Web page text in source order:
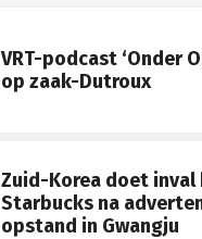
VRT-podcast ‘Onder
op zaak-Dutroux
Zuid-Korea doet inval
Starbucks na
opstand in Gwangju